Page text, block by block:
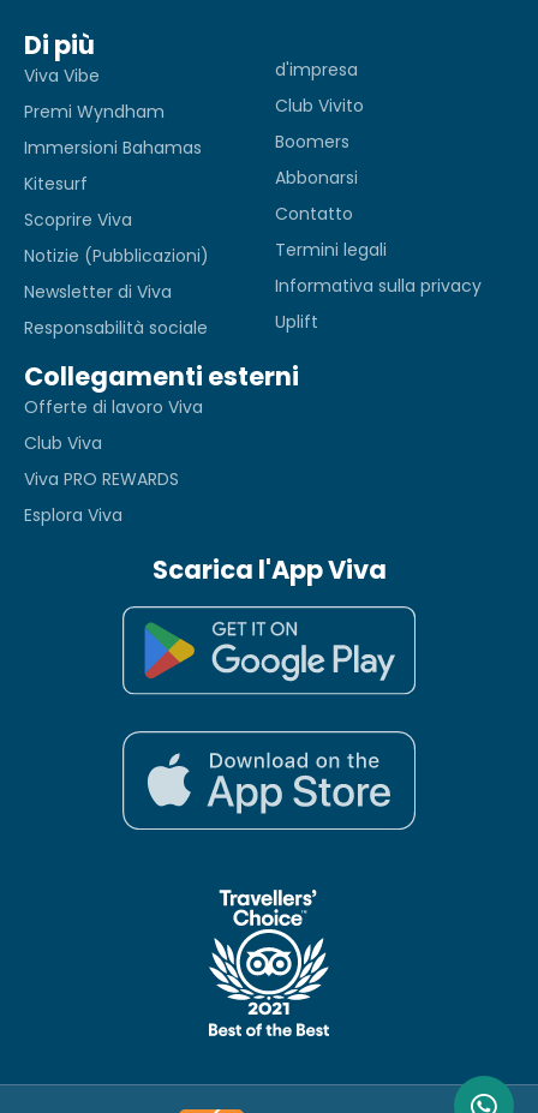
Di più
Viva Vibe
Premi Wyndham
Immersioni Bahamas
Kitesurf
Scoprire Viva
Notizie (Pubblicazioni)
Newsletter di Viva
Responsabilità sociale
d'impresa
Club Vivito
Boomers
Abbonarsi
Contatto
Termini legali
Informativa sulla privacy
Uplift
Collegamenti esterni
Offerte di lavoro Viva
Club Viva
Viva PRO REWARDS
Esplora Viva
Scarica l'App Viva